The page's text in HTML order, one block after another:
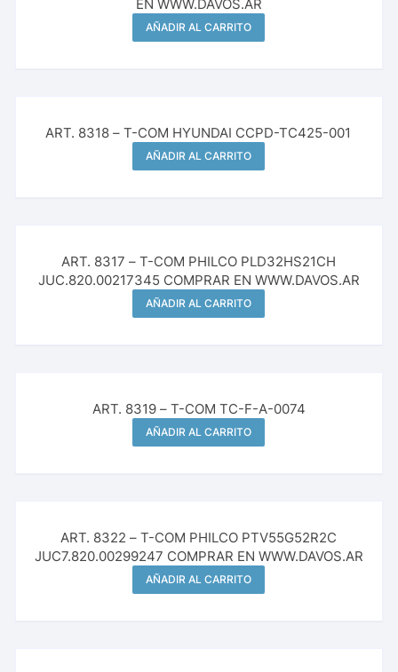
EN WWW.DAVOS.AR
AÑADIR AL CARRITO
ART. 8318 – T-COM HYUNDAI CCPD-TC425-001
AÑADIR AL CARRITO
ART. 8317 – T-COM PHILCO PLD32HS21CH
JUC.820.00217345 COMPRAR EN WWW.DAVOS.AR
AÑADIR AL CARRITO
ART. 8319 – T-COM TC-F-A-0074
AÑADIR AL CARRITO
ART. 8322 – T-COM PHILCO PTV55G52R2C
JUC7.820.00299247 COMPRAR EN WWW.DAVOS.AR
AÑADIR AL CARRITO